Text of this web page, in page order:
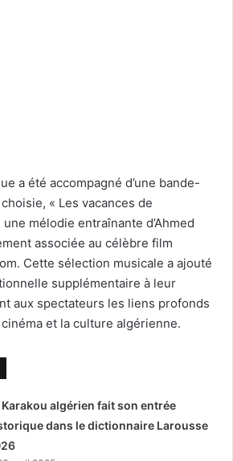
a été accompagné d’une bande-
« Les vacances de
une mélodie entraînante d’Ahmed
associée au célèbre film
Cette sélection musicale a ajouté
supplémentaire à leur
aux spectateurs les liens profonds
et la culture algérienne.
Karakou algérien fait son entrée
dans le dictionnaire Larousse